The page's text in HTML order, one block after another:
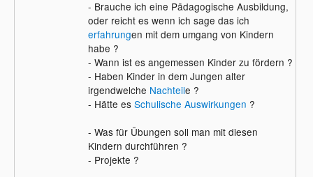
- Brauche ich eine Pädagogische Ausbildung,
oder reicht es wenn ich sage das ich
erfahrungen mit dem umgang von Kindern
habe ?
- Wann ist es angemessen Kinder zu fördern ?
- Haben Kinder in dem Jungen alter
irgendwelche Nachteile ?
- Hätte es Schulische Auswirkungen ?
- Was für Übungen soll man mit diesen
Kindern durchführen ?
- Projekte ?